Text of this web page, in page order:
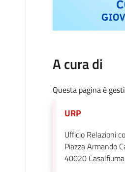
A cura di
Questa pagina è
URP
Ufficio Relazioni
Piazza Armando
40020